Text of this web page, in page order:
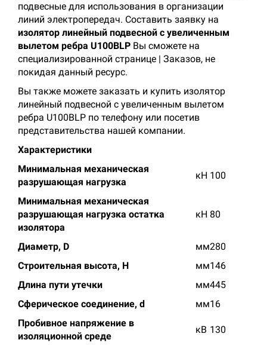
подвесные для использования в организации
линий электропередач. Составить заявку на
изолятор линейный подвесной с увеличенным
вылетом ребра U100BLP Вы сможете на
специализированной странице | Заказов, не
покидая данный ресурс.
Вы также можете заказать и купить изолятор
линейный подвесной с увеличенным вылетом
ребра U100BLP по телефону или посетив
представительства нашей компании.
Характеристики
Минимальная механическая
разрушающая нагрузка
кН 100
Минимальная механическая
разрушающая нагрузка остатка
изолятора
кН 80
Диаметр, D мм280
Строительная высота, H мм146
Длина пути утечки
мм445
Сферическое соединение, d мм16
Пробивное напряжение в
изоляционной среде
кВ 130